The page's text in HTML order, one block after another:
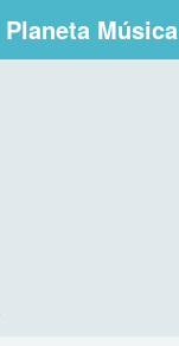
Planeta Música